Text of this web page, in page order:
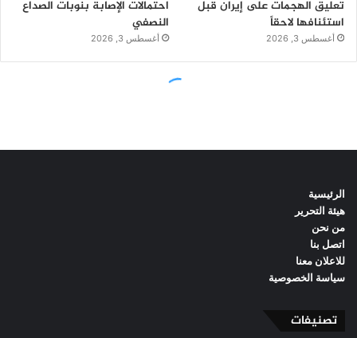
الرئيسية
هيئة التحرير
من نحن
اتصل بنا
للاعلان معنا
سياسة الخصوصية
تصنيفات